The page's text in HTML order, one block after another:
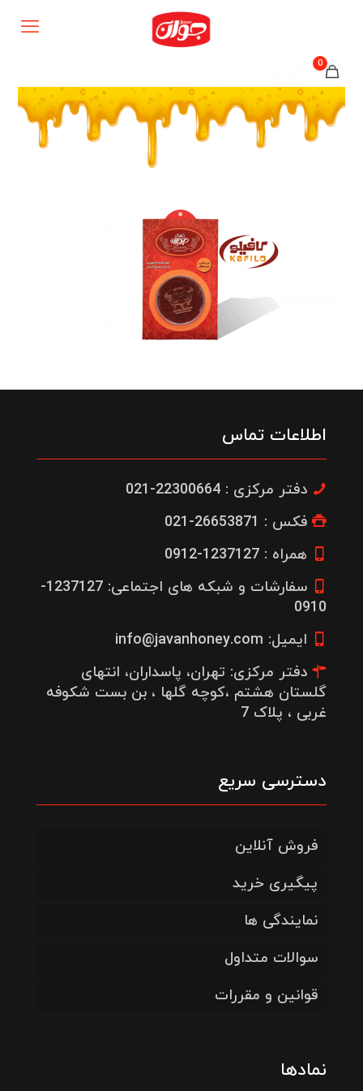
0
اطلاعات تماس
دفتر مرکزی : 22300664-021
فکس : 26653871-021
همراه : 1237127-0912
سفارشات و شبکه های اجتماعی: 1237127-
0910
ایمیل: info@javanhoney.com
دفتر مرکزی: تهران، پاسداران، انتهای
گلستان هشتم ،کوچه گلها ، بن بست شکوفه
غربی ، پلاک 7
دسترسی سریع
فروش آنلاین
پیگیری خرید
نمایندگی ها
سوالات متداول
قوانین و مقررات
نمادها